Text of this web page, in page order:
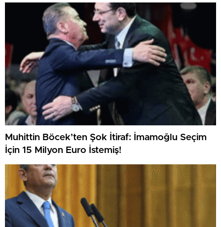
Muhittin Böcek’ten Şok İtiraf: İmamoğlu Seçim
İçin 15 Milyon Euro İstemiş!